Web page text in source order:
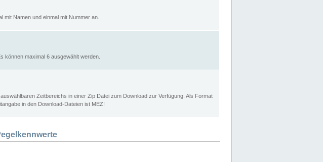
mit Namen und einmal mit Nummer an.
können maximal 6 ausgewählt werden.
Zeitbereichs in einer Zip Datei zum Download zur Verfügung. Als Format
in den Download-Dateien ist MEZ!